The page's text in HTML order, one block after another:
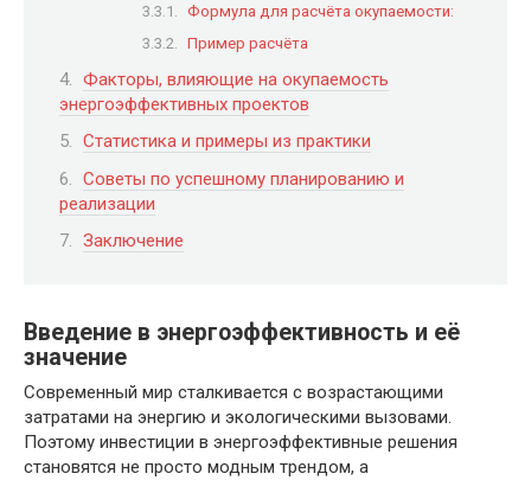
Формула для расчёта окупаемости:
Пример расчёта
Факторы, влияющие на окупаемость
энергоэффективных проектов
Статистика и примеры из практики
Советы по успешному планированию и
реализации
Заключение
Введение в энергоэффективность и её
значение
Современный мир сталкивается с возрастающими
затратами на энергию и экологическими вызовами.
Поэтому инвестиции в энергоэффективные решения
становятся не просто модным трендом, а